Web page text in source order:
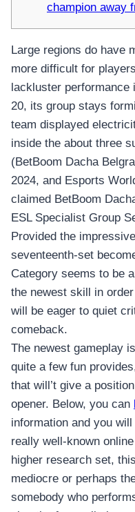
champion away
Large regions do have
more difficult for
lackluster performance
20, its group stays
team displayed
inside the about three
(BetBoom Dacha
2024, and Esports
claimed BetBoom
ESL Specialist Group
Provided the
seventeenth-set
Category seems to be
the newest skill in
will be eager to quiet
comeback.
The newest gameplay
quite a few fun
that will’t give a
opener. Below, you can
information and you
really well-known
higher research set,
mediocre or perhaps
somebody who